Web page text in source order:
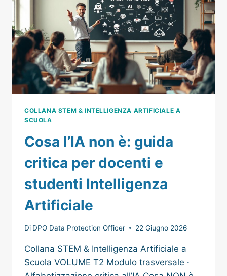
COLLANA STEM & INTELLIGENZA ARTIFICIALE A
SCUOLA
Cosa l’IA non è: guida
critica per docenti e
studenti Intelligenza
Artificiale
Di DPO Data Protection Officer 22 Giugno 2026
Collana STEM & Intelligenza Artificiale a
Scuola VOLUME T2 Modulo trasversale ·